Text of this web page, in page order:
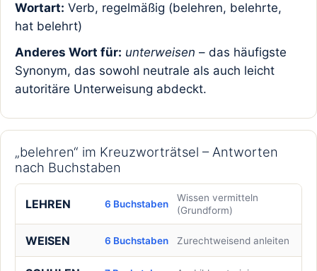
Wortart: Verb, regelmäßig (belehren, belehrte,
hat belehrt)
Anderes Wort für: unterweisen – das häufigste
Synonym, das sowohl neutrale als auch leicht
autoritäre Unterweisung abdeckt.
„belehren“ im Kreuzworträtsel – Antworten
nach Buchstaben
LEHREN 6 Buchstaben
Wissen vermitteln
(Grundform)
WEISEN 6 Buchstaben Zurechtweisend anleiten